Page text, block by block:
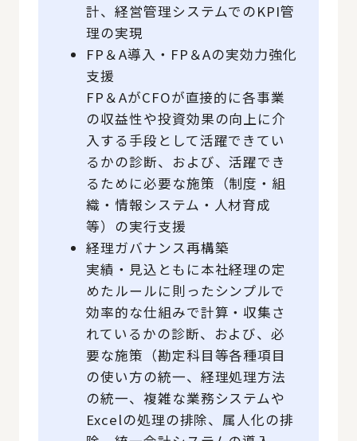
計、経営管理システムでのKPI管
理の実現
FP＆A導入・FP＆Aの実効力強化
支援
FP＆AがCFOが直接的に各事業
の収益性や投資効果の向上に介
入する手段として活躍できてい
るかの診断、および、活躍でき
るために必要な施策（制度・組
織・情報システム・人材育成
等）の実行支援
経理ガバナンス再構築
実績・見込ともに本社経理の定
めたルールに則ったシンプルで
効率的な仕組みで計算・収集さ
れているかの診断、および、必
要な施策（勘定科目等各種項目
の使い方の統一、経理処理方法
の統一、複雑な業務システムや
Excelの処理の排除、属人化の排